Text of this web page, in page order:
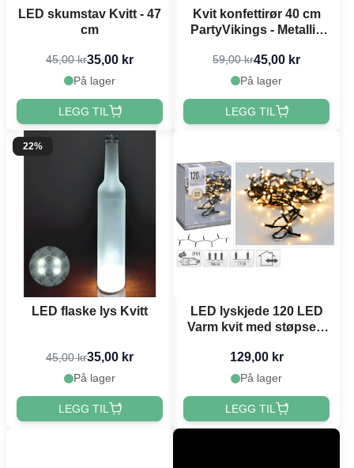
LED skumstav Kvitt - 47
cm
45,00 kr35,00 kr
På lager
LEGG TIL
Kvit konfettirør 40 cm
PartyVikings - Metallic
59,00 kr45,00 kr
På lager
LEGG TIL
22%
LED flaske lys Kvitt
45,00 kr35,00 kr
På lager
LEGG TIL
LED lyskjede 120 LED
Varm kvit med støpsel -
129,00 kr
På lager
LEGG TIL